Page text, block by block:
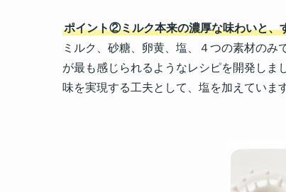
ポイント②ミルク本来の濃厚な味わいと、
ミルク、砂糖、卵黄、塩、４つの素材の
が最も感じられるようなレシピを開発しま
味を実現する工夫として、塩を加えています